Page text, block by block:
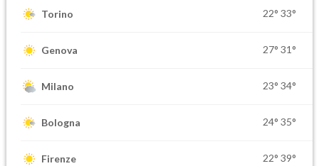
Torino 22° 33°
Genova 27° 31°
Milano 23° 34°
Bologna 24° 35°
Firenze 22° 39°